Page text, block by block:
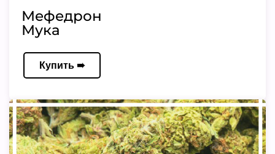
Мефедрон
Мука
Купить ➠